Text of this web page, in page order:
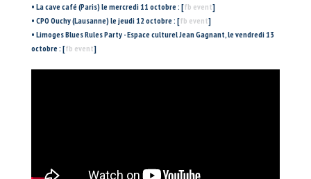
• La cave café (Paris) le mercredi 11 octobre : [fb event]
• CPO Ouchy (Lausanne) le jeudi 12 octobre : [fb event]
• Limoges Blues Rules Party - Espace culturel Jean Gagnant, le vendredi 13
octobre : [fb event]